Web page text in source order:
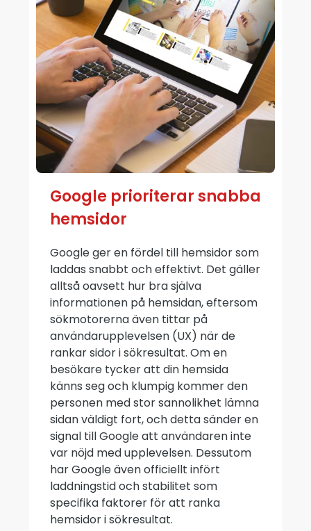
Google prioriterar snabba
hemsidor
Google ger en fördel till hemsidor som
laddas snabbt och effektivt. Det gäller
alltså oavsett hur bra själva
informationen på hemsidan, eftersom
sökmotorerna även tittar på
användarupplevelsen (UX) när de
rankar sidor i sökresultat. Om en
besökare tycker att din hemsida
känns seg och klumpig kommer den
personen med stor sannolikhet lämna
sidan väldigt fort, och detta sänder en
signal till Google att användaren inte
var nöjd med upplevelsen. Dessutom
har Google även officiellt infört
laddningstid och stabilitet som
specifika faktorer för att ranka
hemsidor i sökresultat.